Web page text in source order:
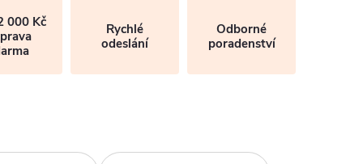
000 Kč
Rychlé
odeslání
Odborné
poradenství